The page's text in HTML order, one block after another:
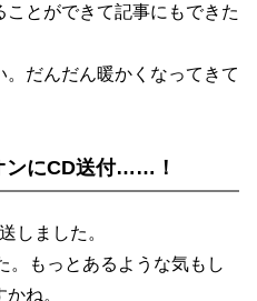
とができて記事にもできた
だんだん暖かくなってきて
ンにCD送付……！
しました。
。もっとあるような気もし
ね。